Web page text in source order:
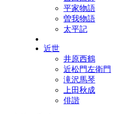
平家物語
曽我物語
太平記
近世
井原西鶴
近松門左衛門
滝沢馬琴
上田秋成
俳諧